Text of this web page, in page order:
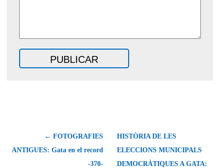
← FOTOGRAFIES
ANTIGUES: Gata en el record
-370-
HISTÒRIA DE LES
ELECCIONS MUNICIPALS
DEMOCRÀTIQUES A GATA: